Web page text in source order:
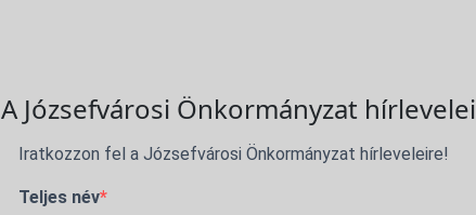
A Józsefvárosi Önkormányzat hírlevelei
Iratkozzon fel a Józsefvárosi Önkormányzat hírleveleire!
Teljes név